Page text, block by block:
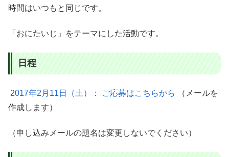
時間はいつもと同じです。
「おにたいじ」をテーマにした活動です。
日程
2017年2月11日（土）： ご応募はこちらから
（メールを
作成します）
（申し込みメールの題名は変更しないでください）